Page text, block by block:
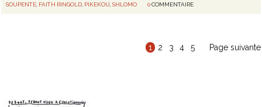
SOUPENTE FAITH RINGOLD PIKEKOU ,SHLOMO 0 COMMENTAIRE
1 2 3 4 5 Page suivante